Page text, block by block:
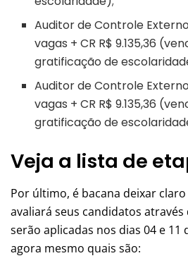
Auditor de Controle
vagas + CR R$ 9.135,36
gratificação de
Auditor de Controle
vagas + CR R$ 9.135,36
gratificação de
Veja a lista de
Por último, é bacana deixar claro
avaliará seus candidatos
serão aplicadas nos dias 04 e 11
agora mesmo quais são: